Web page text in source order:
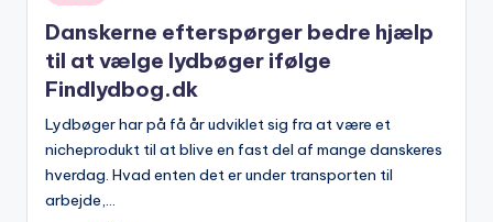
in
Danskerne efterspørger bedre hjælp
til at vælge lydbøger ifølge
Findlydbog.dk
Lydbøger har på få år udviklet sig fra at være et
nicheprodukt til at blive en fast del af mange danskeres
hverdag. Hvad enten det er under transporten til
arbejde,…